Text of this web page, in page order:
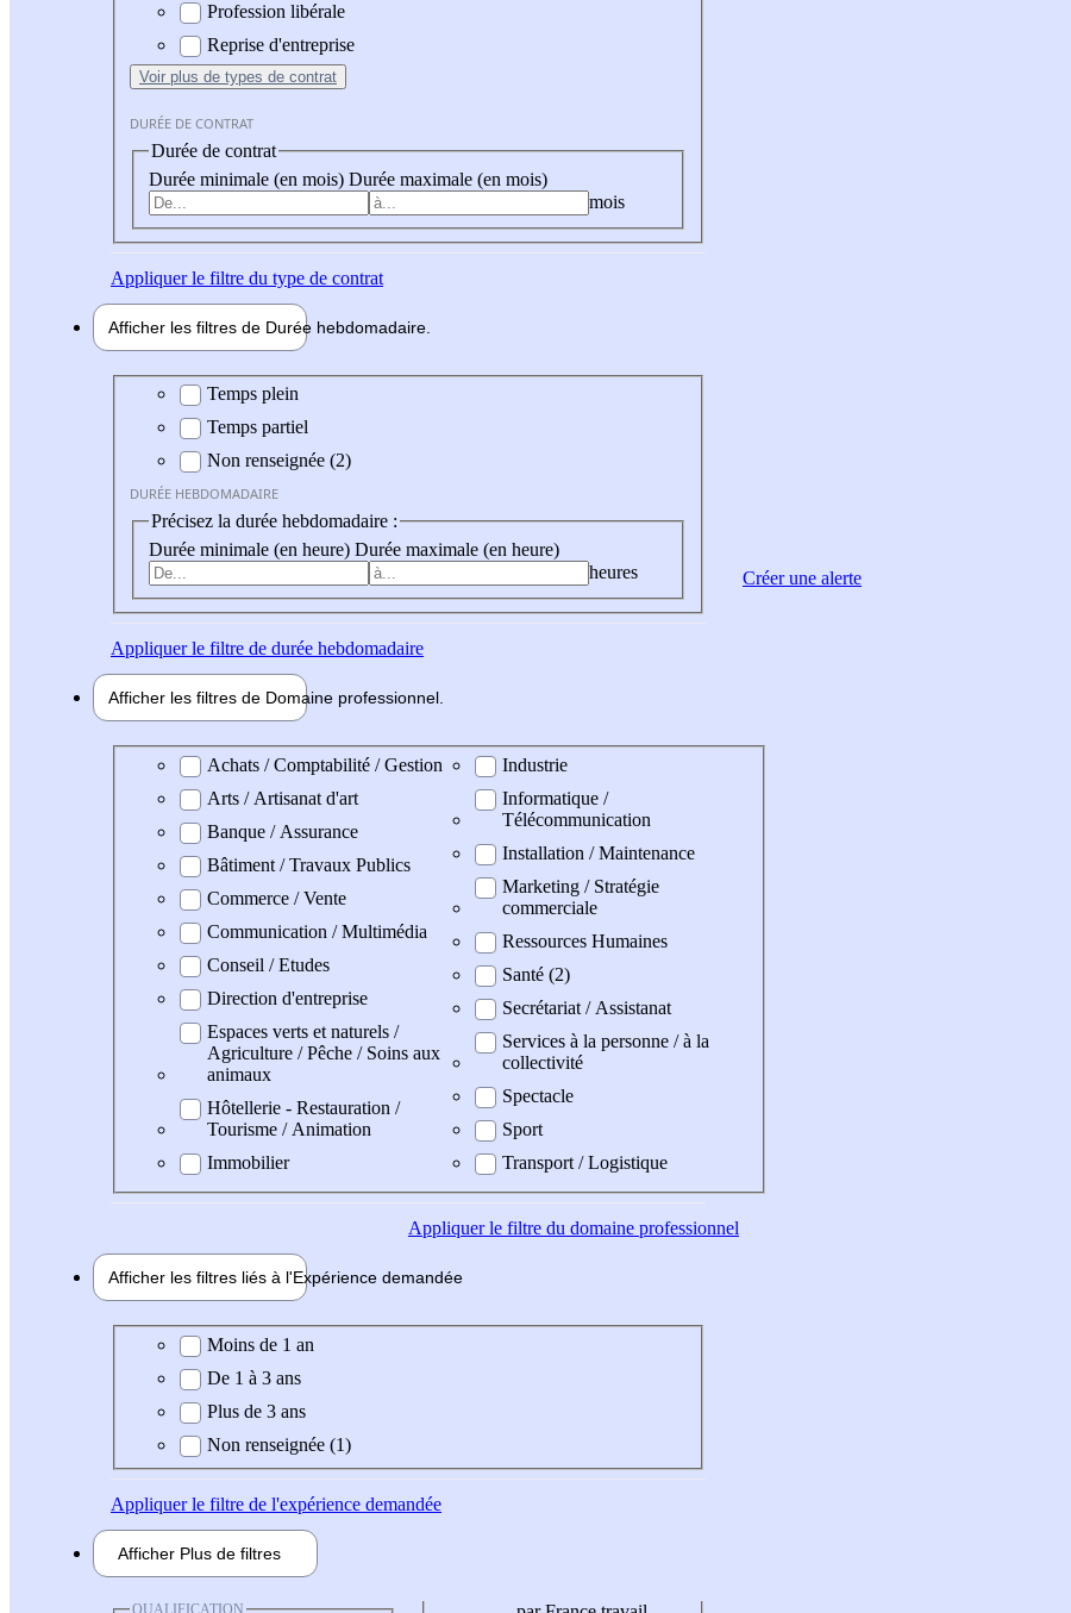
Profession libérale
Reprise d'entreprise
Voir plus de types de contrat
DURÉE DE CONTRAT
Durée de contrat
Durée minimale (en mois) Durée maximale (en mois)
mois
Appliquerle filtre du type de contrat
Afficher les filtres de Durée hebdomadaire
Durée hebdomadaire
Temps plein
Temps partiel
Non renseignée (2)
DURÉE HEBDOMADAIRE
Précisez la durée hebdomadaire :
Durée minimale (en heure) Durée maximale (en heure)
heures
Appliquerle filtre de durée hebdomadaire
Afficher les filtres de Domaine professionnel
Domaine professionel
Achats / Comptabilité / Gestion
Arts / Artisanat d'art
Banque / Assurance
Bâtiment / Travaux Publics
Commerce / Vente
Communication / Multimédia
Conseil / Etudes
Direction d'entreprise
Espaces verts et naturels /
Agriculture / Pêche / Soins aux
animaux
Hôtellerie - Restauration /
Tourisme / Animation
Immobilier
Industrie
Informatique /
Télécommunication
Installation / Maintenance
Marketing / Stratégie
commerciale
Ressources Humaines
Santé (2)
Secrétariat / Assistanat
Services à la personne / à la
collectivité
Spectacle
Sport
Transport / Logistique
Appliquerle filtre du domaine professionnel
Afficher les filtres liés à l'Expérience demandée
Expérience demandée
Moins de 1 an
De 1 à 3 ans
Plus de 3 ans
Non renseignée (1)
Appliquerle filtre de l'expérience demandée
Afficher Plus de filtres
QUALIFICATION
Créer une alerte